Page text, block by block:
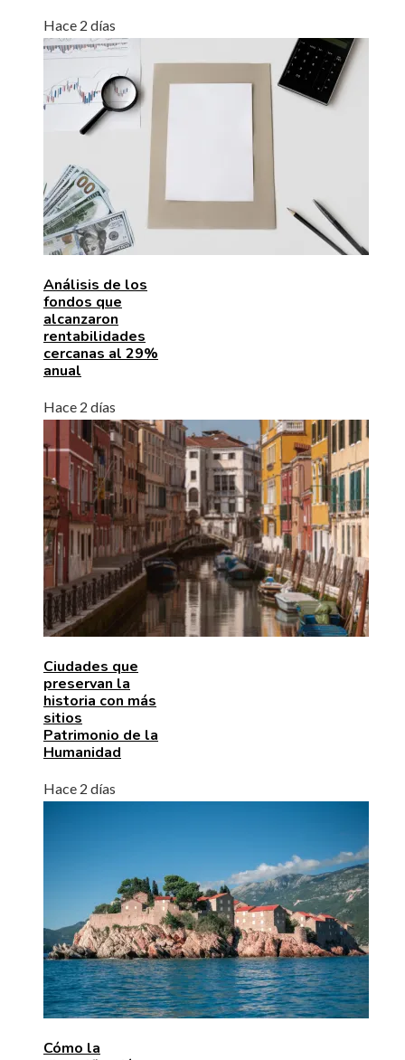
Hace 2 días
Análisis de los
fondos que
alcanzaron
rentabilidades
cercanas al 29%
anual
Hace 2 días
Ciudades que
preservan la
historia con más
sitios
Patrimonio de la
Humanidad
Hace 2 días
Cómo la